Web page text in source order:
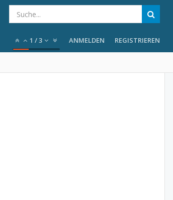
1 /3 ANMELDEN REGISTRIEREN